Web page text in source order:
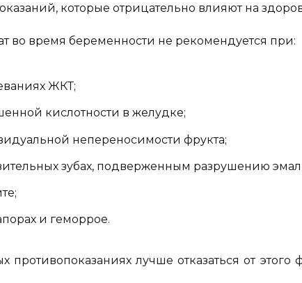
которые отрицательно влияют на
во время беременности не рекомендуется при:
ЖКТ;
кислотности в желудке;
непереносимости фрукта;
зубах, подверженным разрушению
и геморрое.
противопоказаниях лучше отказаться от этого